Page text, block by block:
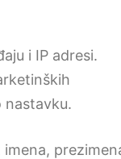
i IP adresi.
nastavku.